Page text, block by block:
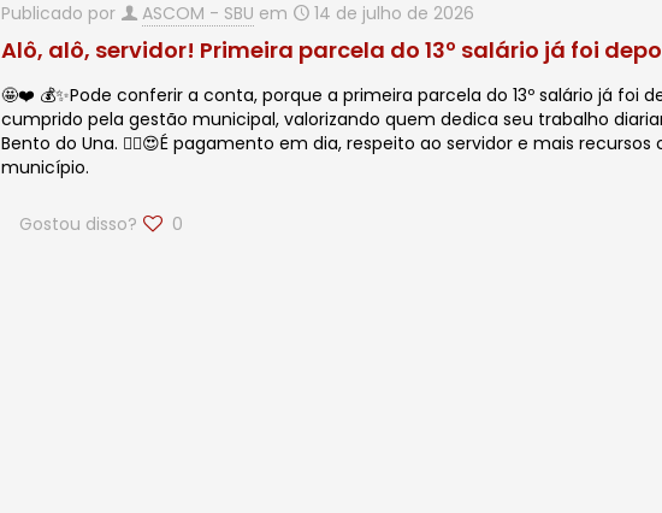
Publicado por ASCOM - SBU em 14 de julho de 2026
Alô, alô, servidor! Primeira parcela do 13º salário já foi
🤩❤️ 💰✨Pode conferir a conta, porque a primeira parcela do 13º salário já foi
cumprido pela gestão municipal, valorizando quem dedica seu trabalho
Bento do Una. ✍🏻😍É pagamento em dia, respeito ao servidor e mais
município.
Gostou disso? 0